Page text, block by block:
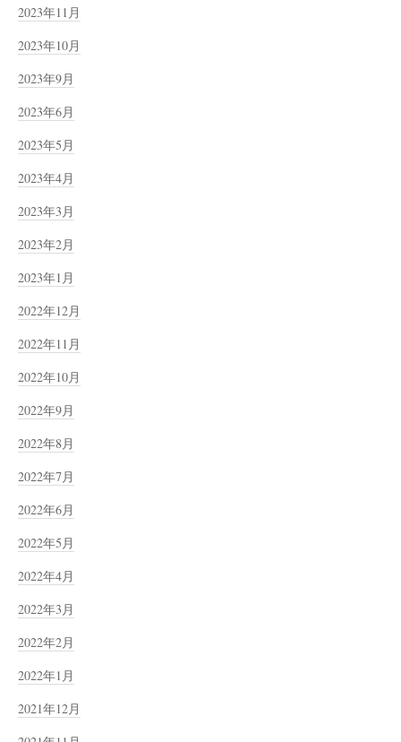
2023年11月
2023年10月
2023年9月
2023年6月
2023年5月
2023年4月
2023年3月
2023年2月
2023年1月
2022年12月
2022年11月
2022年10月
2022年9月
2022年8月
2022年7月
2022年6月
2022年5月
2022年4月
2022年3月
2022年2月
2022年1月
2021年12月